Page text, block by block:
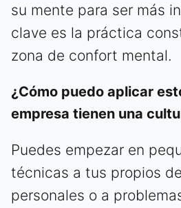
su mente para ser más
clave es la práctica
zona de confort mental.
¿Cómo puedo aplicar
empresa tienen una
Puedes empezar en
técnicas a tus propios
personales o a